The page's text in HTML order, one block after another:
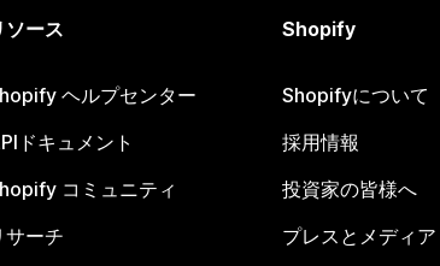
ソース
ヘルプセンター
ドキュメント
コミュニティ
サーチ
Shopify
Shopifyについて
採用情報
投資家の皆様へ
プレスとメディア